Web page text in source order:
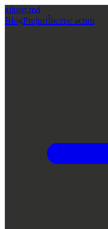
aihost.md
BlogPrețuriÎncepe acum